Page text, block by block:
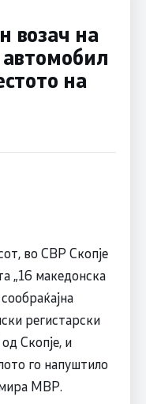
возач на
на
во СВР Скопје
„16 македонска
регистарски
Скопје, и
го напуштило
МВР.